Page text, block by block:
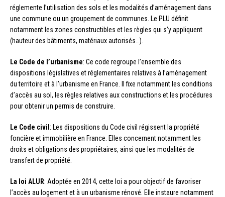
réglemente l’utilisation des sols et les modalités d’aménagement dans
une commune ou un groupement de communes. Le PLU définit
notamment les zones constructibles et les règles qui s’y appliquent
(hauteur des bâtiments, matériaux autorisés…).
Le Code de l’urbanisme: Ce code regroupe l’ensemble des
dispositions législatives et réglementaires relatives à l’aménagement
du territoire et à l’urbanisme en France. Il fixe notamment les conditions
d’accès au sol, les règles relatives aux constructions et les procédures
pour obtenir un permis de construire.
Le Code civil : Les dispositions du Code civil régissent la propriété
foncière et immobilière en France. Elles concernent notamment les
droits et obligations des propriétaires, ainsi que les modalités de
transfert de propriété.
La loi ALUR: Adoptée en 2014, cette loi a pour objectif de favoriser
l’accès au logement et à un urbanisme rénové. Elle instaure notamment